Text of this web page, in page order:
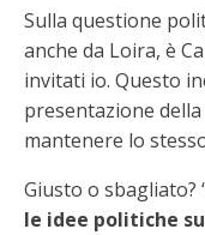
Sulla questione
anche da Loira, è
invitati io. Questo
presentazione
mantenere lo
Giusto o sbagliato?
le idee politiche